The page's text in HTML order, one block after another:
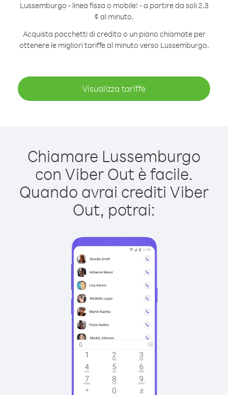
Lussemburgo - linea fissa o mobile! - a partire da soli 2.3
¢ al minuto.
Acquista pacchetti di credito o un piano chiamate per
ottenere le migliori tariffe al minuto verso Lussemburgo.
Visualizza tariffe
Chiamare Lussemburgo
con Viber Out è facile.
Quando avrai crediti Viber
Out, potrai: